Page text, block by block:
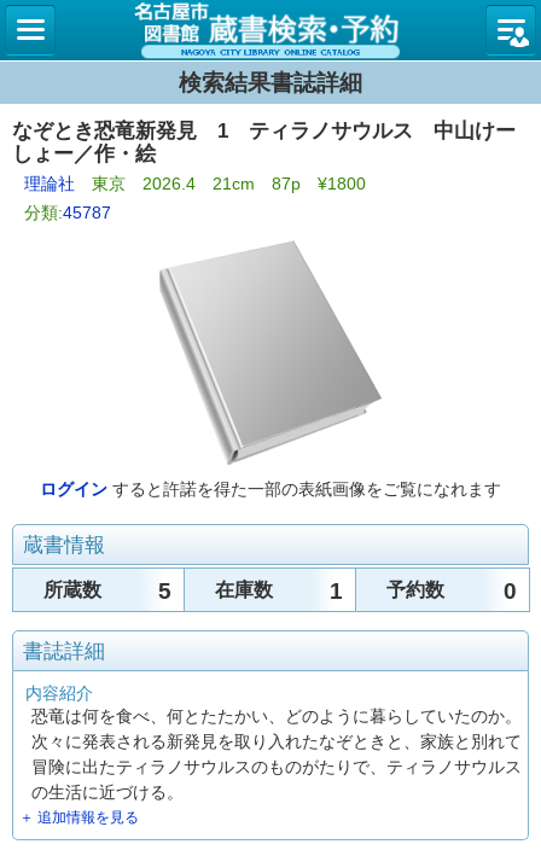
名古屋
検索結果書誌詳細
なぞとき恐竜新発見 1 ティラノサウルス 中山けー
しょー／作・絵
理論社 東京 2026.4 21cm 87p ¥1800
分類:45787
ログイン すると許諾を得た一部の表紙画像をご覧になれます
蔵書情報
所蔵数 5 在庫数 1 予約数 0
書誌詳細
内容紹介
恐竜は何を食べ、何とたたかい、どのように暮らしていたのか。
次々に発表される新発見を取り入れたなぞときと、家族と別れて
冒険に出たティラノサウルスのものがたりで、ティラノサウルス
の生活に近づける。
＋ 追加情報を見る